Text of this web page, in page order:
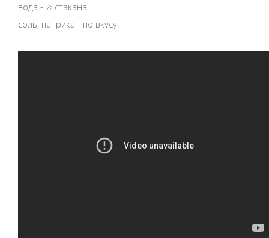
вода - ½ стакана,
соль, паприка - по вкусу.